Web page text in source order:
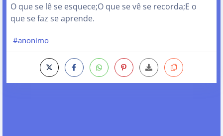
O que se lê se esquece;O que se vê se recorda;E o
que se faz se aprende.
#anonimo